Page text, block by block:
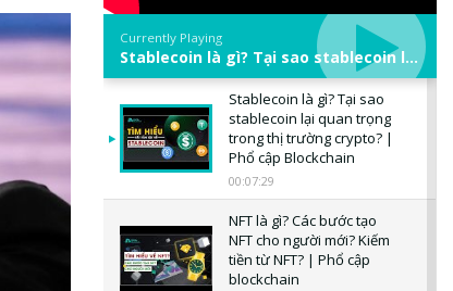
Currently Playing
Stablecoin là gì? Tại sao stablecoin lại quan trọng trong thị trường crypto? | Phổ cập Blockchain
Stablecoin là gì? Tại sao
stablecoin lại quan trọng
trong thị trường crypto? |
Phổ cập Blockchain
00:07:29
NFT là gì? Các bước tạo
NFT cho người mới? Kiếm
tiền từ NFT? | Phổ cập
blockchain